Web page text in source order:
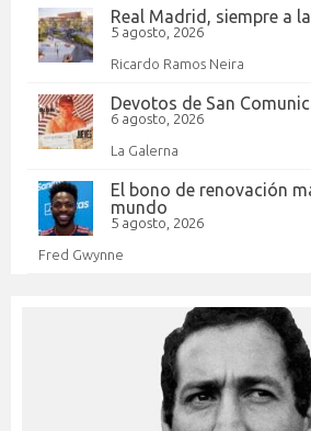
Real Madrid, siempre a
5 agosto, 2026
Ricardo Ramos Neira
Devotos de San
6 agosto, 2026
La Galerna
El bono de renovación
mundo
5 agosto, 2026
Fred Gwynne